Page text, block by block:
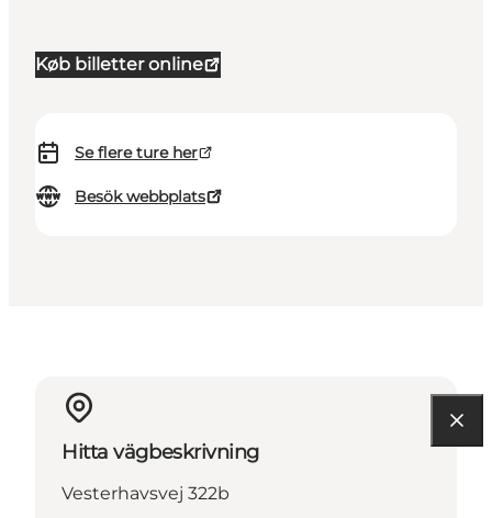
Køb billetter online
Se flere ture her
Besök webbplats
Hitta vägbeskrivning
Vesterhavsvej 322b